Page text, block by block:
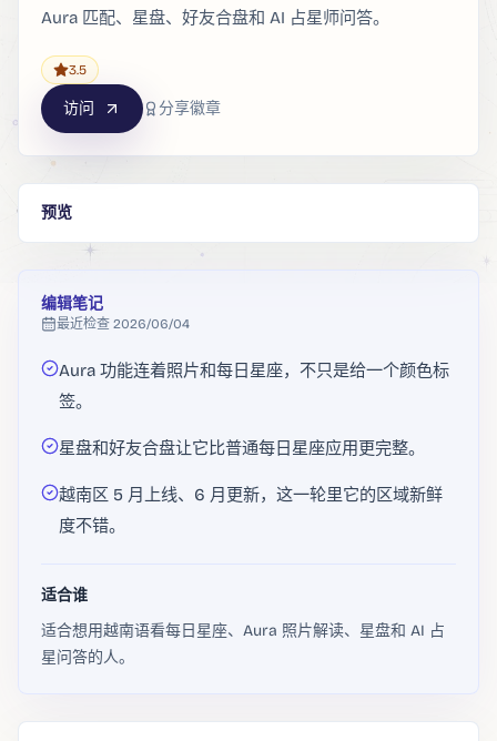
Aura 匹配、星盘、好友合盘和 AI 占星师问答。
3.5
访问 分享徽章
预览
编辑笔记
最近检查 2026/06/04
Aura 功能连着照片和每日星座，不只是给一个颜色标
签。
星盘和好友合盘让它比普通每日星座应用更完整。
越南区 5 月上线、6 月更新，这一轮里它的区域新鲜
度不错。
适合谁
适合想用越南语看每日星座、Aura 照片解读、星盘和 AI 占
星问答的人。